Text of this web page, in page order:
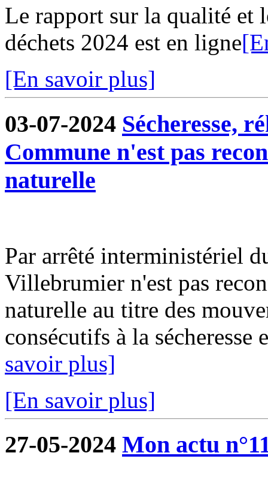
Le rapport sur la qualité et
déchets 2024 est en ligne
[En savoir plus]
03-07-2024 Sécheresse,
Commune n'est pas
naturelle
Par arrêté interministériel
Villebrumier n'est pas
naturelle au titre des
consécutifs à la
savoir plus]
[En savoir plus]
27-05-2024 Mon actu